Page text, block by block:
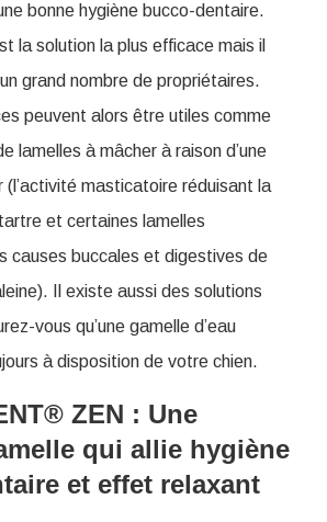
bonne hygiène bucco-dentaire.
la solution la plus efficace mais il
grand nombre de propriétaires.
peuvent alors être utiles comme
lamelles à mâcher à raison d’une
(l’activité masticatoire réduisant la
et certaines lamelles
causes buccales et digestives de
Il existe aussi des solutions
vous qu’une gamelle d’eau
à disposition de votre chien.
ZEN : Une
qui allie hygiène
et effet relaxant